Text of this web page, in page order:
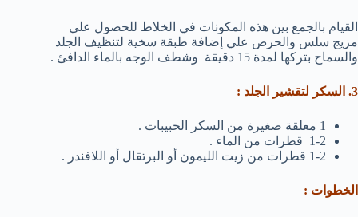
القيام بالجمع بين هذه المكونات في الخلاط للحصول علي
مزيج سلس والحرص علي إضافة طبقة سخية لتنظيف الجلد
والسماح بتركها لمدة 15 دقيقة وشطف الوجه بالماء الدافئ .
3. السكر لتقشير الجلد :
1 معلقة صغيرة من السكر الحبيبات .
1-2 قطرات من الماء .
1-2 قطرات من زيت الليمون أو البرتقال أو اللافندر .
الخطوات :